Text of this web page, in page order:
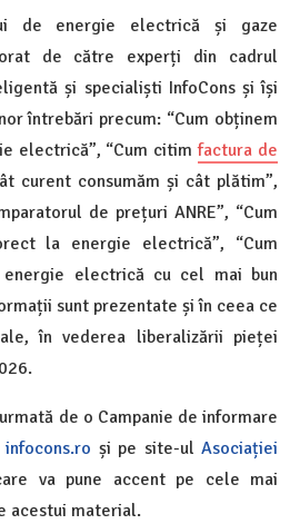
de energie electrică și gaze
de către experți din cadrul
și specialiști InfoCons și își
întrebări precum: “Cum obținem
electrică”, “Cum citimfactura de
curent consumăm și cât plătim”,
de prețuri ANRE”, “Cum
la energie electrică”, “Cum
electrică cu cel mai bun
sunt prezentate și în ceea ce
în vederea liberalizării pieței
de o Campanie de informare
infocons.ro și pe site-ulAsociației
va pune accent pe cele mai
acestui material.